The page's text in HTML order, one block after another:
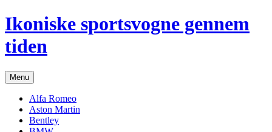
Hop
til
indhold
Ikoniske sportsvogne gennem
tiden
Menu
Alfa Romeo
Aston Martin
Bentley